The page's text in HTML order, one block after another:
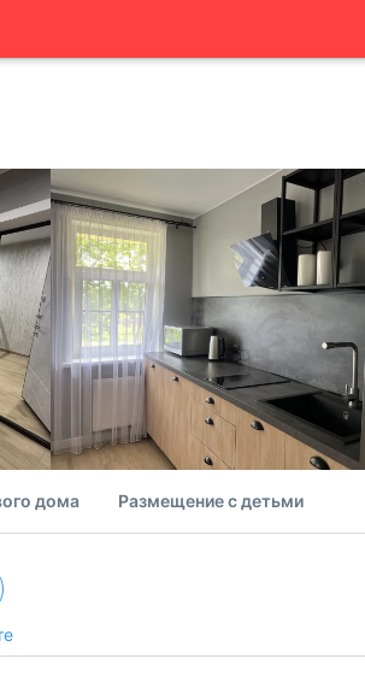
дома Размещение с детьми